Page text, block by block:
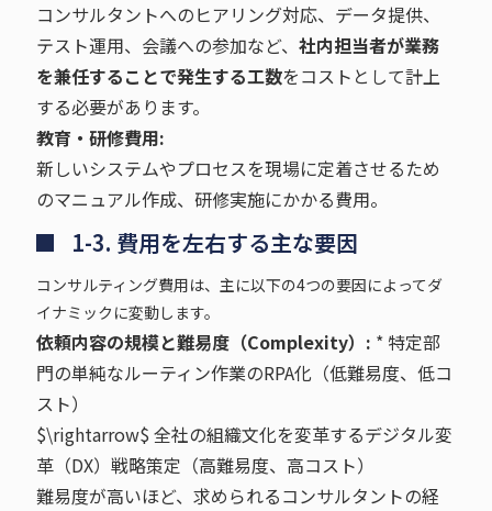
コンサルタントへのヒアリング対応、データ提供、
テスト運用、会議への参加など、 社内担当者が業務
を兼任することで発生する工数をコストとして計上
する必要があります。
教育・研修費用:
新しいシステムやプロセスを現場に定着させるため
のマニュアル作成、研修実施にかかる費用。
1-3. 費用を左右する主な要因
コンサルティング費用は、主に以下の4つの要因によってダ
イナミックに変動します。
依頼内容の規模と難易度（Complexity）: * 特定部
門の単純なルーティン作業のRPA化（低難易度、低コ
スト）
$\rightarrow$ 全社の組織文化を変革するデジタル変
革（DX）戦略策定（高難易度、高コスト）
難易度が高いほど、求められるコンサルタントの経